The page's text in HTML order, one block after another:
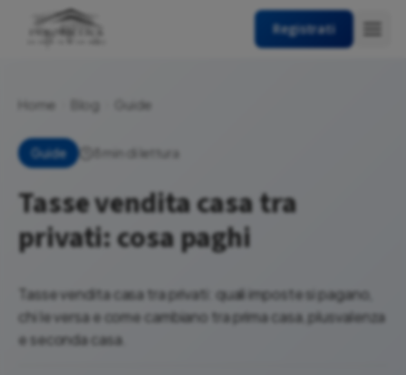
Registrati
Home Blog Guide
Guide 8 min di lettura
Tasse vendita casa tra
privati: cosa paghi
Tasse vendita casa tra privati: quali imposte si pagano,
chi le versa e come cambiano tra prima casa, plusvalenza
e seconda casa.